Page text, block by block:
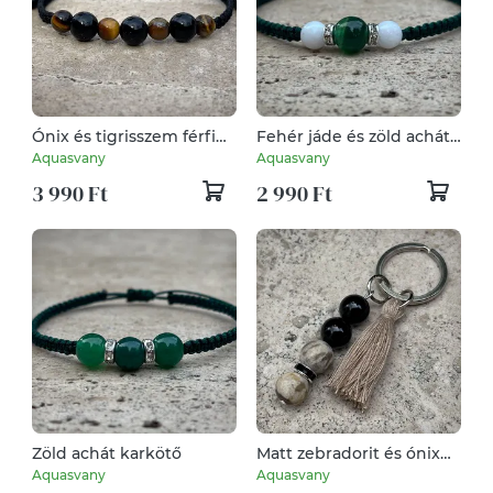
Ónix és tigrisszem férfi
karkötő
Aquasvany
3 990 Ft
Fehér jáde és zöld achát
karkötő
Aquasvany
2 990 Ft
Zöld achát karkötő
Aquasvany
3 390 Ft
Matt zebradorit és ónix
mini, bojtos kulcstartó
Aquasvany
2 590 Ft